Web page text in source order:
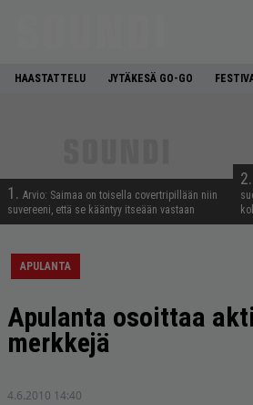
HAASTATTELU JYTÄKESÄ GO-GO
1. Arvio: Saimaa on toisella covertripillään niin
suvereeni, että se kääntyy itseään vastaan
2.
APULANTA
Apulanta osoittaa
merkkejä
4.6.2010 14:40